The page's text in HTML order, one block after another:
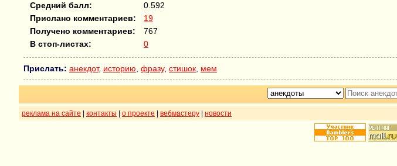
Средний балл:
0.592
Прислано комментариев:
19
Получено комментариев:
767
В стоп-листах:
0
Прислать: анекдот, историю фразу, стишок мем
реклама на сайте контакты о проекте вебмастеру новости